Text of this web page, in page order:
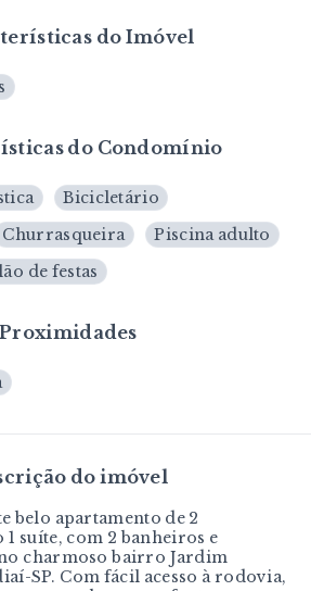
do Imóvel
do Condomínio
Bicicletário
Churrasqueira
Piscina adulto
de festas
Proximidades
do imóvel
belo apartamento de 2
suíte, com 2 banheiros e
charmoso bairro Jardim
SP. Com fácil acesso à rodovia,